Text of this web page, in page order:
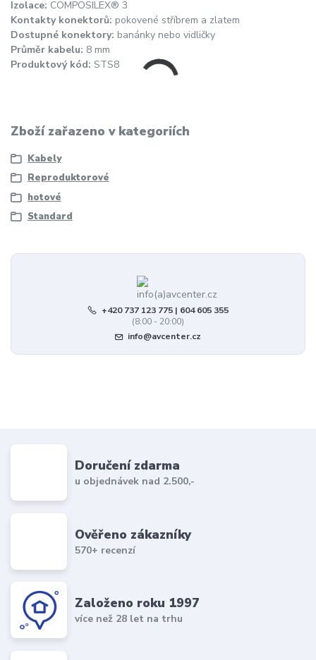
Izolace: COMPOSILEX® 3
Kontakty konektorů: pokovené stříbrem a zlatem
Dostupné konektory: banánky nebo vidličky
Průměr kabelu: 8 mm
Produktový kód: STS8
Zboží zařazeno v kategoriích
Kabely
Reproduktorové
hotové
Standard
+420 737 123 775 | 604 605 355
(8:00 - 20:00)
info@avcenter.cz
Doručení zdarma
u objednávek nad 2.500,-
Ověřeno zákazníky
570+ recenzí
Založeno roku 1997
více než 28 let na trhu